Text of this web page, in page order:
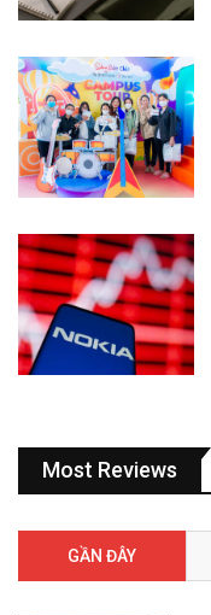
Most Reviews
GẦN ĐÂY